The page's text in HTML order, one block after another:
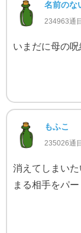
名前のな
234963通
いまだに母の
もふこ
235026通
消えてしまい
まる相手をパ